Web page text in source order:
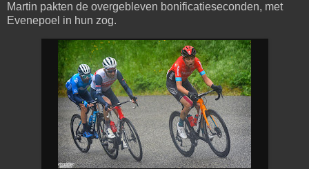
Martin pakten de overgebleven bonificatieseconden, met
Evenepoel in hun zog.